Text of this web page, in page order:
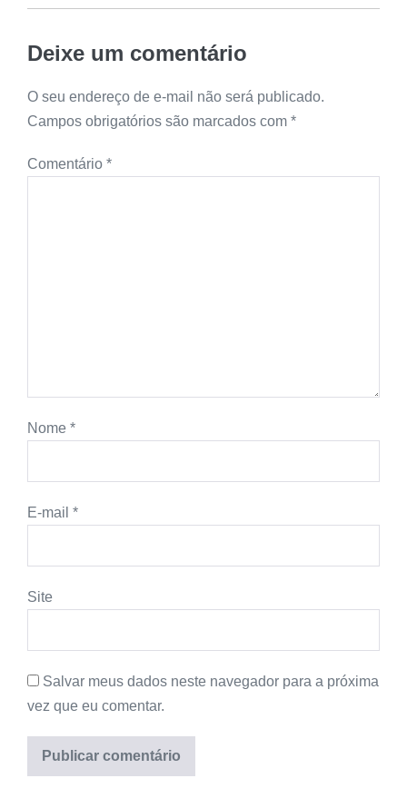
Deixe um comentário
O seu endereço de e-mail não será publicado.
Campos obrigatórios são marcados com *
Comentário *
Nome *
E-mail *
Site
Salvar meus dados neste navegador para a próxima
vez que eu comentar.